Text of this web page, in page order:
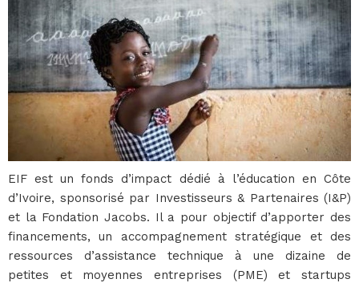
EIF est un fonds d’impact dédié à l’éducation en Côte
d’Ivoire, sponsorisé par Investisseurs & Partenaires (I&P)
et la Fondation Jacobs. Il a pour objectif d’apporter des
financements, un accompagnement stratégique et des
ressources d’assistance technique à une dizaine de
petites et moyennes entreprises (PME) et startups